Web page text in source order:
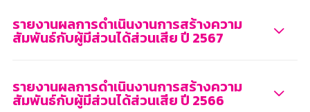
รายงานผลการดำเนินงานการสร้างความ
สัมพันธ์กับผู้มีส่วนได้ส่วนเสีย ปี 2567
รายงานผลการดำเนินงานการสร้างความ
สัมพันธ์กับผู้มีส่วนได้ส่วนเสีย ปี 2566